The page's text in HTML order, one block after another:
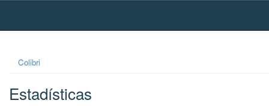
Skip
Colibri
Estadísticas